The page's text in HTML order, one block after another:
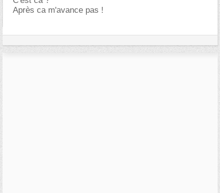
Après ca m'avance pas !